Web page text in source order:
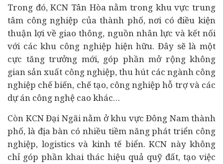
Trong đó, KCN Tân Hòa nằm trong khu vực trung
tâm công nghiệp của thành phố, nơi có điều kiện
thuận lợi về giao thông, nguồn nhân lực và kết nối
với các khu công nghiệp hiện hữu. Đây sẽ là một
cực tăng trưởng mới, góp phần mở rộng không
gian sản xuất công nghiệp, thu hút các ngành công
nghiệp chế biến, chế tạo, công nghiệp hỗ trợ và các
dự án công nghệ cao khác…
Còn KCN Đại Ngãi nằm ở khu vực Đông Nam thành
phố, là địa bàn có nhiều tiềm năng phát triển công
nghiệp, logistics và kinh tế biển. KCN này không
chỉ góp phần khai thác hiệu quả quỹ đất, tạo việc